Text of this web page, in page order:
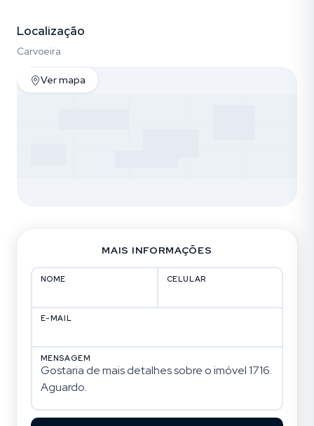
Localização
Carvoeira
Ver mapa
MAIS INFORMAÇÕES
NOME CELULAR
E-MAIL
MENSAGEM